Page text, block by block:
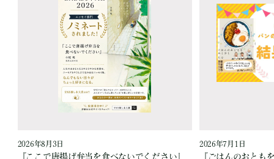
2026年8月3日
『ここで唐揚げ弁当を食べないでください』
2026年7月1日
『ごはんのおとも